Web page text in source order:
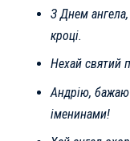
З Днем
кроці.
Нехай святий
Андрію, бажаю
іменинами!